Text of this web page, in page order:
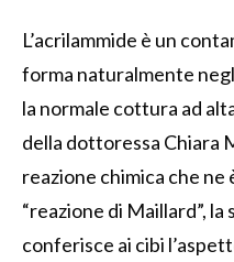
L’acrilammide è un
forma naturalmente
la normale cottura ad
della dottoressa Chiara
reazione chimica che ne
“reazione di Maillard”,
conferisce ai cibi